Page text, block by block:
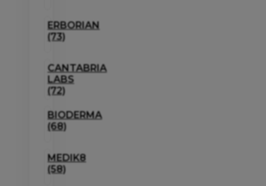
ERBORIAN
(73)
CANTABRIA
LABS
(72)
BIODERMA
(68)
MEDIK8
(58)